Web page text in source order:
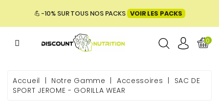
💪 -10% SUR TOUS NOS PACKS VOIR LES PACKS
0
Accueil Notre Gamme Accessoires
SAC DE
SPORT JEROME - GORILLA WEAR